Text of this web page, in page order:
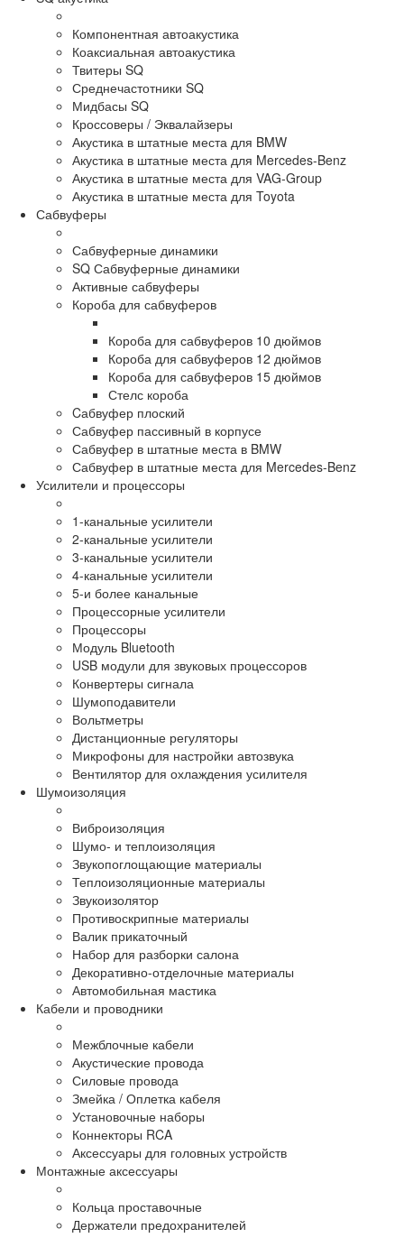
Компонентная автоакустика
Коаксиальная автоакустика
Твитеры SQ
Среднечастотники SQ
Мидбасы SQ
Кроссоверы / Эквалайзеры
Акустика в штатные места для BMW
Акустика в штатные места для Mercedes-Benz
Акустика в штатные места для VAG-Group
Акустика в штатные места для Toyota
Сабвуферы
Сабвуферные динамики
SQ Сабвуферные динамики
Активные сабвуферы
Короба для сабвуферов
Короба для сабвуферов 10 дюймов
Короба для сабвуферов 12 дюймов
Короба для сабвуферов 15 дюймов
Стелс короба
Cабвуфер плоский
Сабвуфер пассивный в корпусе
Сабвуфер в штатные места в BMW
Сабвуфер в штатные места для Mercedes-Benz
Усилители и процессоры
1-канальные усилители
2-канальные усилители
3-канальные усилители
4-канальные усилители
5-и более канальные
Процессорные усилители
Процессоры
Модуль Bluetooth
USB модули для звуковых процессоров
Конвертеры сигнала
Шумоподавители
Вольтметры
Дистанционные регуляторы
Микрофоны для настройки автозвука
Вентилятор для охлаждения усилителя
Шумоизоляция
Виброизоляция
Шумо- и теплоизоляция
Звукопоглощающие материалы
Теплоизоляционные материалы
Звукоизолятор
Противоскрипные материалы
Валик прикаточный
Набор для разборки салона
Декоративно-отделочные материалы
Автомобильная мастика
Кабели и проводники
Межблочные кабели
Акустические провода
Силовые провода
Змейка / Оплетка кабеля
Установочные наборы
Коннекторы RCA
Аксессуары для головных устройств
Монтажные аксессуары
Кольца проставочные
Держатели предохранителей